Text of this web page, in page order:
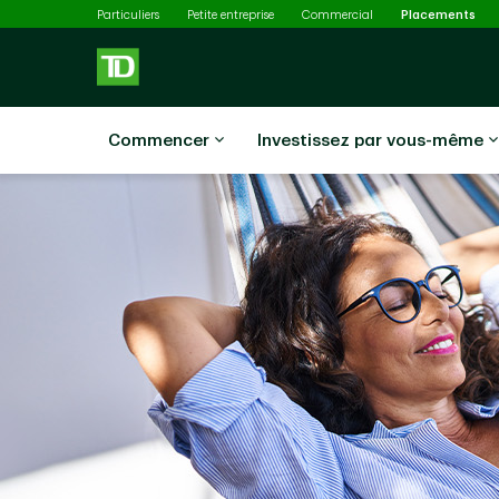
Passer au contenu principal
Particuliers Petite entreprise Commercial Placements
Commencer Investissez par vous-même